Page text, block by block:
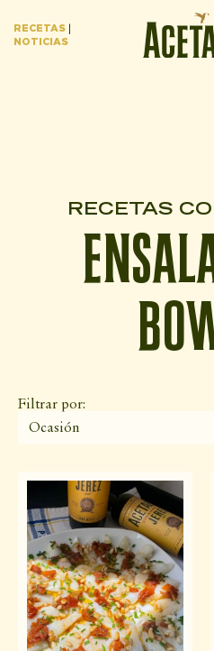
RECETAS
NOTICIAS
RECETAS
Filtrar por:
Ocasión